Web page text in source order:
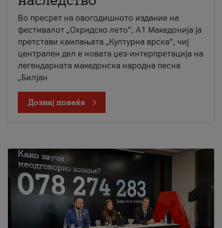
Во пресрет на овогодишното издание на
фестивалот „Охридско лето“, А1 Македонија ја
претстави кампањата „Културна врска“, чиј
централен дел е новата џез-интерпретација на
легендарната македонска народна песна
„Билјан
Дознај повеќе